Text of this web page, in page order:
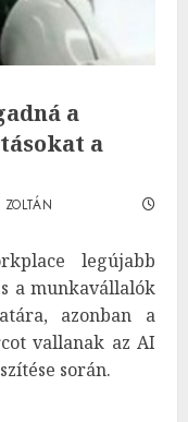
a
a
legújabb
a munkavállalók
azonban a
vallanak az AI
során.